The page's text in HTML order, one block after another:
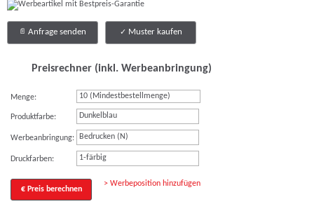
Anfrage senden Muster kaufen
Preisrechner (inkl. Werbeanbringung)
Menge:
Produktfarbe: Dunkelblau
Werbeanbringung: Bedrucken (N)
Druckfarben: 1-färbig
€ Preis berechnen
> Werbeposition hinzufügen